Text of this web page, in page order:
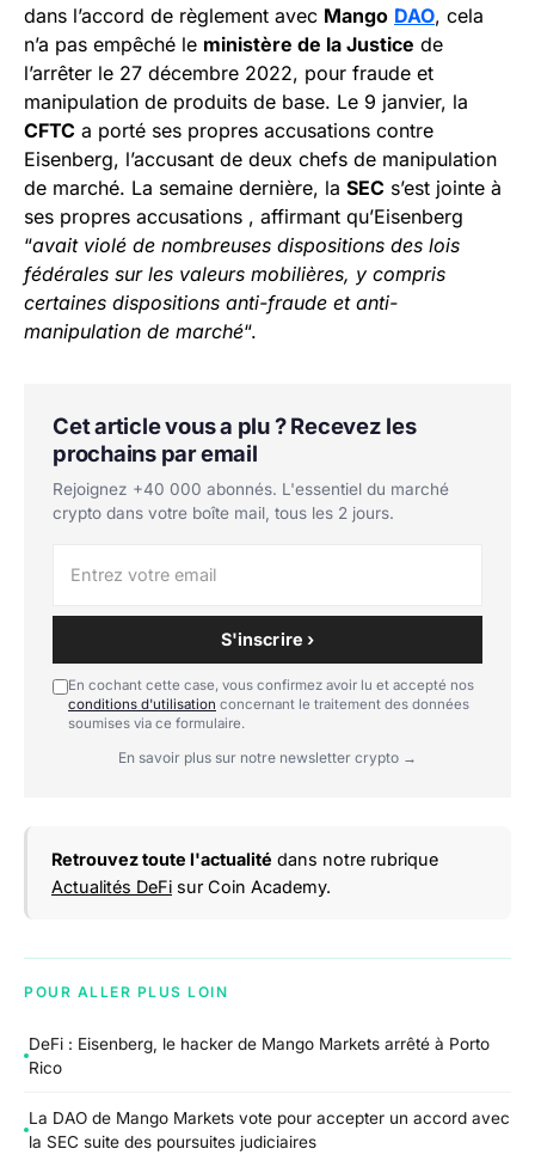
dans l’accord de règlement avec Mango DAO, cela
n’a pas empêché le ministère de la Justice de
l’arrêter le 27 décembre 2022, pour fraude et
manipulation de produits de base. Le 9 janvier, la
CFTC a porté ses propres accusations contre
Eisenberg, l’accusant de deux chefs de manipulation
de marché. La semaine dernière, la SEC s’est jointe à
ses propres accusations , affirmant qu’Eisenberg
“avait violé de nombreuses dispositions des lois
fédérales sur les valeurs mobilières, y compris
certaines dispositions anti-fraude et anti-
manipulation de marché“.
Cet article vous a plu ? Recevez les
prochains par email
Rejoignez +40 000 abonnés. L'essentiel du marché
crypto dans votre boîte mail, tous les 2 jours.
S'inscrire ›
En cochant cette case, vous confirmez avoir lu et accepté nos
conditions d'utilisation concernant le traitement des données
soumises via ce formulaire.
En savoir plus sur notre newsletter crypto →
Retrouvez toute l'actualité dans notre rubrique
Actualités DeFi sur Coin Academy.
POUR ALLER PLUS LOIN
DeFi : Eisenberg, le hacker de Mango Markets arrêté à Porto
Rico
La DAO de Mango Markets vote pour accepter un accord avec
la SEC suite des poursuites judiciaires